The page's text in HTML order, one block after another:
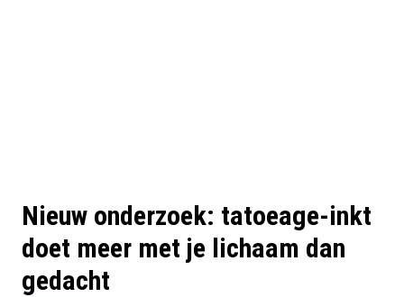
Nieuw onderzoek: tatoeage-inkt
doet meer met je lichaam dan
gedacht